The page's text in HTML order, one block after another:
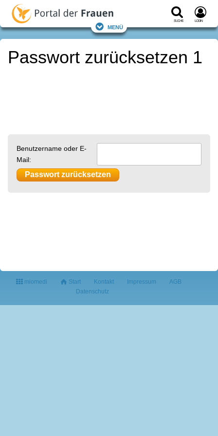
Suche Login
Menü
Passwort zurücksetzen 1
Benutzername oder E-
Mail:
miomedi Start Kontakt Impressum
AGB
Datenschutz